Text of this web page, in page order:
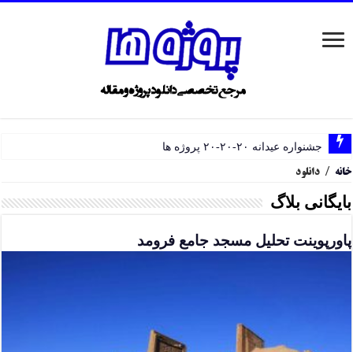
خانه / دانلود
بایگانی بلاگ
پاورپوینت تحلیل مسجد جامع فرومد